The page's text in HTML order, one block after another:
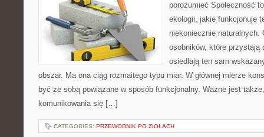
porozumieć Społeczność
ekologii, jakie funkcjonuje
niekoniecznie naturalnych.
osobników, które przystają
osiedlają ten sam
obszar. Ma ona ciąg rozmaitego typu miar. W głównej mierze
być ze sobą powiązane w sposób funkcjonalny. Ważne jest
komunikowania się […]
CATEGORIES: PRZEWODNIK PO ZIOŁACH